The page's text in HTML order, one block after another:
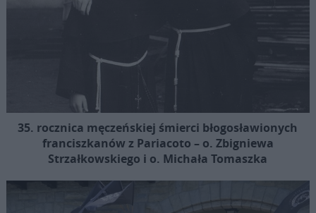
35. rocznica męczeńskiej śmierci błogosławionych
franciszkanów z Pariacoto – o. Zbigniewa
Strzałkowskiego i o. Michała Tomaszka